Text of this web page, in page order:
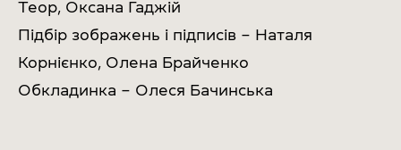
Теор, Оксана Гаджій
Підбір зображень і підписів – Наталя
Корнієнко, Олена Брайченко
Обкладинка – Олеся Бачинська